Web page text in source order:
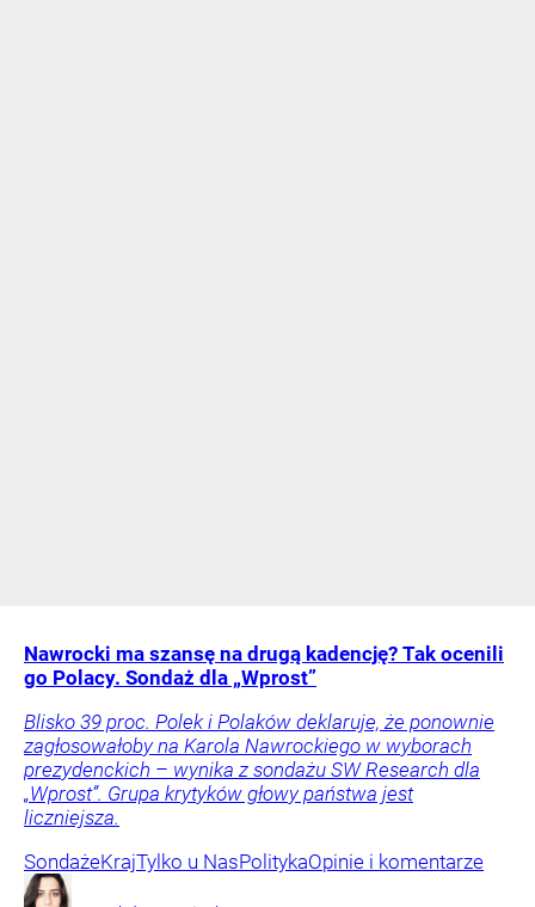
Nawrocki ma szansę na drugą kadencję? Tak ocenili
go Polacy. Sondaż dla „Wprost”
Blisko 39 proc. Polek i Polaków deklaruje, że ponownie
zagłosowałoby na Karola Nawrockiego w wyborach
prezydenckich – wynika z sondażu SW Research dla
„Wprost”. Grupa krytyków głowy państwa jest
liczniejsza.
SondażeKrajTylko u NasPolitykaOpinie i komentarze